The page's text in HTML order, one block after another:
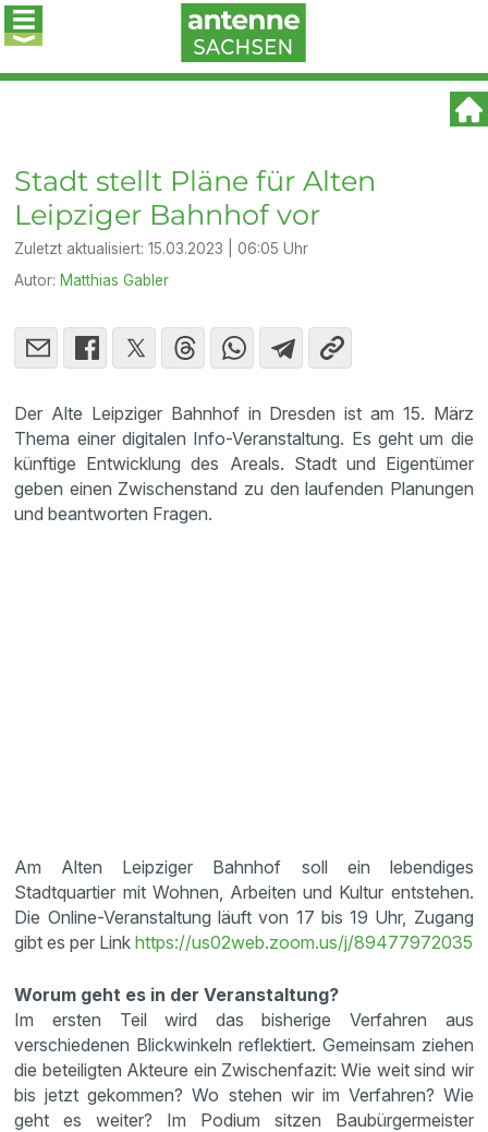
Stadt stellt Pläne für Alten
Leipziger Bahnhof vor
Zuletzt aktualisiert:15.03.2023 | 06:05 Uhr
Autor: Matthias Gabler
Der Alte Leipziger Bahnhof in Dresden ist am 15. März
Thema einer digitalen Info-Veranstaltung. Es geht um die
künftige Entwicklung des Areals. Stadt und Eigentümer
geben einen Zwischenstand zu den laufenden Planungen
und beantworten Fragen.
Am Alten Leipziger Bahnhof soll ein lebendiges
Stadtquartier mit Wohnen, Arbeiten und Kultur entstehen.
Die Online-Veranstaltung läuft von 17 bis 19 Uhr, Zugang
gibt es per Linkhttps://us02web.zoom.us/j/89477972035
Worum geht es in der Veranstaltung?
Im ersten Teil wird das bisherige Verfahren aus
verschiedenen Blickwinkeln reflektiert. Gemeinsam ziehen
die beteiligten Akteure ein Zwischenfazit: Wie weit sind wir
bis jetzt gekommen? Wo stehen wir im Verfahren? Wie
geht es weiter? Im Podium sitzen Baubürgermeister